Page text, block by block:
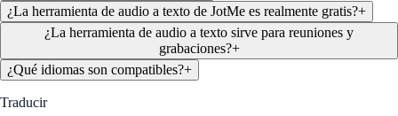
¿La herramienta de audio a texto de JotMe es realmente gratis?+
¿La herramienta de audio a texto sirve para reuniones y
grabaciones?+
¿Qué idiomas son compatibles?+
Traducir